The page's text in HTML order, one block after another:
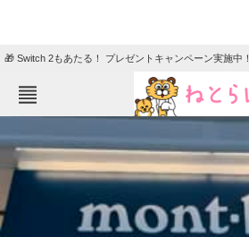
🎁 Switch 2もあたる！ プレゼントキャンペーン実施中！
ねとらぼメニュー
TOP ニュース
エンタメ クイズ